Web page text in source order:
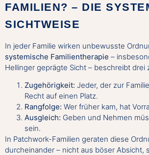
FAMILIEN? – DIE
SICHTWEISE
In jeder Familie wirken unbewusste
systemische Familientherapie –
Hellinger geprägte Sicht – beschreibt drei
Zugehörigkeit: Jeder, der zur
Recht auf einen Platz.
Rangfolge: Wer früher kam, hat
Ausgleich: Geben und Nehmen
sein.
In Patchwork-Familien geraten diese
durcheinander – nicht aus böser Absicht,